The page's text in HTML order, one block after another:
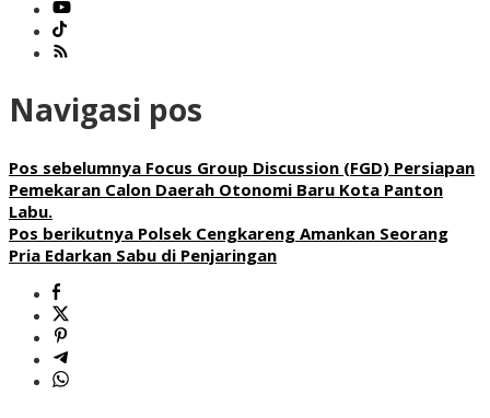
Navigasi pos
Pos sebelumnya Focus Group Discussion (FGD) Persiapan
Pemekaran Calon Daerah Otonomi Baru Kota Panton
Labu.
Pos berikutnya Polsek Cengkareng Amankan Seorang
Pria Edarkan Sabu di Penjaringan